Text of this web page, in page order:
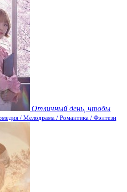
Отличный день, чтобы
/ Мелодрама / Романтика / Фэнтези